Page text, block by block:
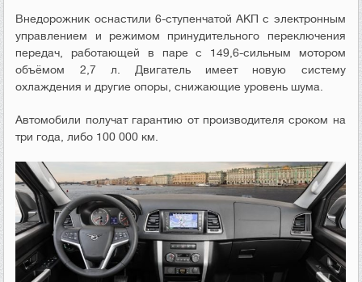
Внедорожник оснастили 6-ступенчатой АКП с электронным
управлением и режимом принудительного переключения
передач, работающей в паре с 149,6-сильным мотором
объёмом 2,7 л. Двигатель имеет новую систему
охлаждения и другие опоры, снижающие уровень шума.
Автомобили получат гарантию от производителя сроком на
три года, либо 100 000 км.